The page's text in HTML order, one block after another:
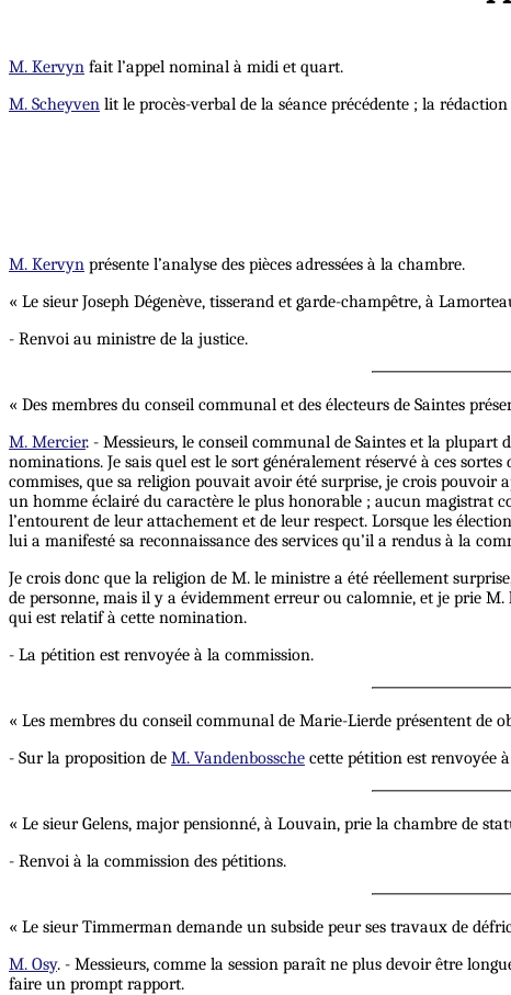
M. Kervyn fait l’appel nominal à midi et quart.
M. Scheyven lit le procès-verbal de la séance précédente ; la
M. Kervyn présente l’analyse des pièces adressées à la chambre.
« Le sieur Joseph Dégenève, tisserand et garde-champêtre, à
- Renvoi au ministre de la justice.
« Des membres du conseil communal et des électeurs de Saintes
M. Mercier. - Messieurs, le conseil communal de Saintes et la plupart
nominations. Je sais quel est le sort généralement réservé à ces
commises, que sa religion pouvait avoir été surprise, je crois pouvoir
un homme éclairé du caractère le plus honorable ; aucun magistrat
l’entourent de leur attachement et de leur respect. Lorsque les
lui a manifesté sa reconnaissance des services qu’il a rendus à la
Je crois donc que la religion de M. le ministre a été réellement
de personne, mais il y a évidemment erreur ou calomnie, et je prie
qui est relatif à cette nomination.
- La pétition est renvoyée à la commission.
« Les membres du conseil communal de Marie-Lierde présentent
- Sur la proposition de M. Vandenbossche cette pétition est renvoyée
« Le sieur Gelens, major pensionné, à Louvain, prie la chambre de
- Renvoi à la commission des pétitions.
« Le sieur Timmerman demande un subside peur ses travaux de
M. Osy. - Messieurs, comme la session paraît ne plus devoir être
faire un prompt rapport.